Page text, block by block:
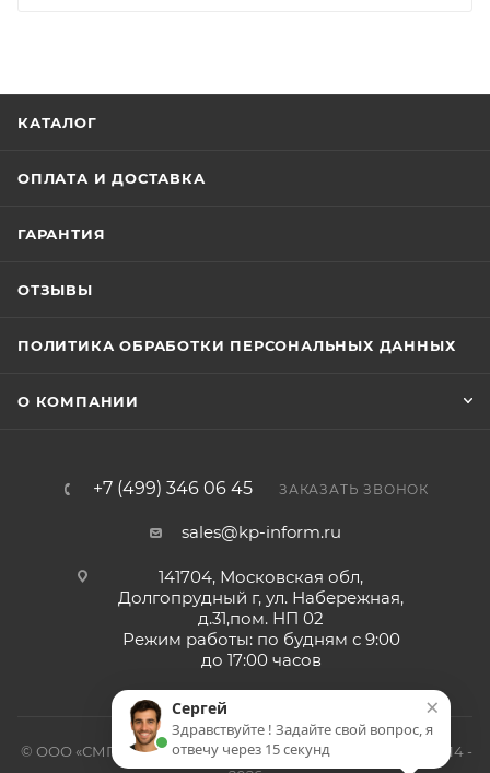
КАТАЛОГ
ОПЛАТА И ДОСТАВКА
ГАРАНТИЯ
ОТЗЫВЫ
ПОЛИТИКА ОБРАБОТКИ ПЕРСОНАЛЬНЫХ ДАННЫХ
О КОМПАНИИ
+7 (499) 346 06 45 ЗАКАЗАТЬ ЗВОНОК
sales@kp-inform.ru
141704, Московская обл,
Долгопрудный г, ул. Набережная,
д.31,пом. НП 02
Режим работы: по будням с 9:00
до 17:00 часов
© ООО «СМП-Проект», поставка серверных запчастей, 2014 -
×
Сергей
Здравствуйте ! Задайте свой вопрос, я
отвечу через 15 секунд